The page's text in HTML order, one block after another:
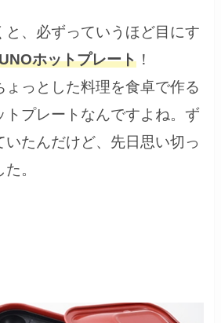
と、必ずっていうほど目にす
ホットプレート ！
ょっとした料理を食卓で作る
プレートなんですよね。 ず
いたんだけど、先日思い切っ
。